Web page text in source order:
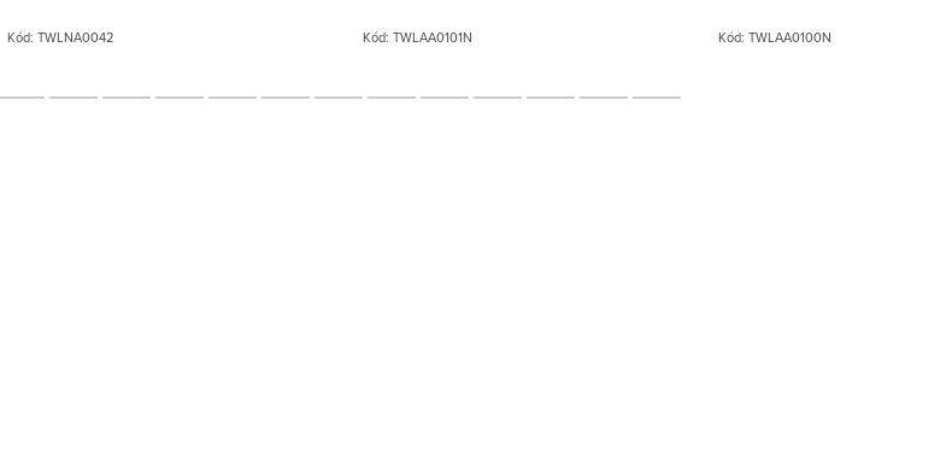
Kód: TWLNA0042 Kód: TWLAA0101N Kód: TWLAA0100N